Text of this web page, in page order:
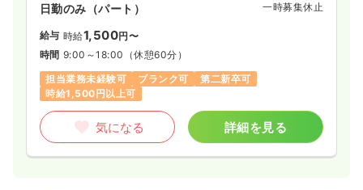
日勤のみ（パート） 一時募集休止
給与 時給1,500円〜
時間 9:00～18:00 （休憩60分）
担当業務未経験可
ブランク可
第二新卒可
時給1,500円以上可
気になる 詳細を見る